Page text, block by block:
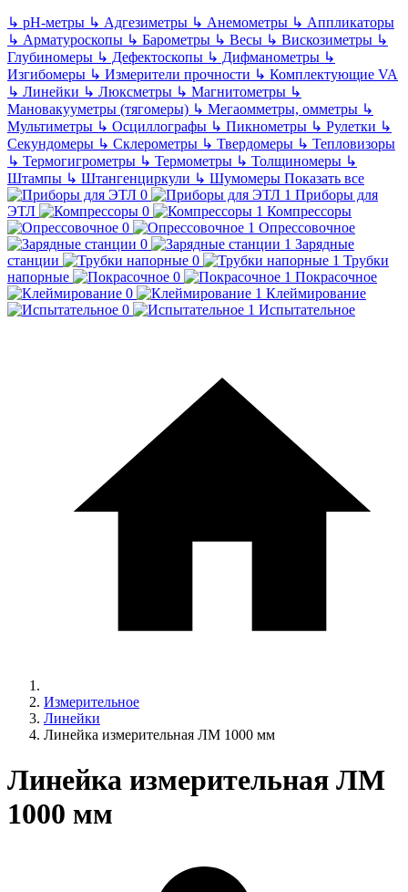
↳ pH-метры ↳ Адгезиметры ↳ Анемометры ↳ Аппликаторы
↳ Арматуроскопы ↳ Барометры ↳ Весы ↳ Вискозиметры ↳
Глубиномеры ↳ Дефектоскопы ↳ Дифманометры ↳
Изгибомеры ↳ Измерители прочности ↳ Комплектующие VA
↳ Линейки ↳ Люксметры ↳ Магнитометры ↳
Мановакууметры (тягомеры) ↳ Мегаомметры, омметры ↳
Мультиметры ↳ Осциллографы ↳ Пикнометры ↳ Рулетки ↳
Секундомеры ↳ Склерометры ↳ Твердомеры ↳ Тепловизоры
↳ Термогигрометры ↳ Термометры ↳ Толщиномеры ↳
Штампы ↳ Штангенциркули ↳ Шумомеры Показать все
Приборы для
ЭТЛ
Компрессоры
Опрессовочное
Зарядные
станции
Трубки
напорные
Покрасочное
Клеймирование
Испытательное
Измерительное
Линейки
Линейка измерительная ЛМ 1000 мм
Линейка измерительная ЛМ
1000 мм